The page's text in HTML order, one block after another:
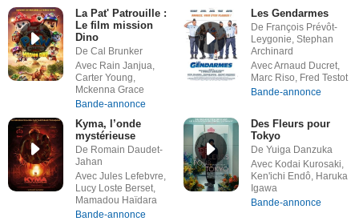
La Pat' Patrouille :
Le film mission
Dino
De Cal Brunker
Avec Rain Janjua,
Carter Young,
Mckenna Grace
Bande-annonce
Les Gendarmes
De François Prévôt-
Leygonie, Stephan
Archinard
Avec Arnaud Ducret,
Marc Riso, Fred Testot
Bande-annonce
Kyma, l’onde
mystérieuse
De Romain Daudet-
Jahan
Avec Jules Lefebvre,
Lucy Loste Berset,
Mamadou Haïdara
Bande-annonce
Des Fleurs pour
Tokyo
De Yuiga Danzuka
Avec Kodai Kurosaki,
Ken'ichi Endô, Haruka
Igawa
Bande-annonce